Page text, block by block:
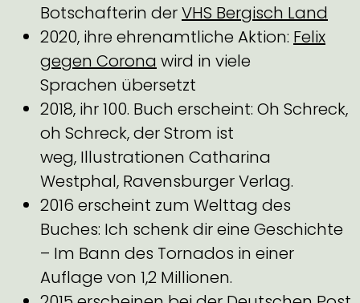
Botschafterin derVHS Bergisch Land
2020, ihre ehrenamtliche Aktion: Felix
gegen Corona wird in viele
Sprachen übersetzt
2018, ihr 100. Buch erscheint: Oh Schreck,
oh Schreck, der Strom ist
weg, Illustrationen Catharina
Westphal, Ravensburger Verlag.
2016 erscheint zum Welttag des
Buches: Ich schenk dir eine Geschichte
– Im Bann des Tornados in einer
Auflage von 1,2 Millionen.